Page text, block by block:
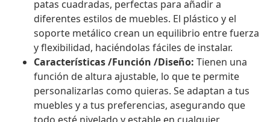
patas cuadradas, perfectas para añadir a
diferentes estilos de muebles. El plástico y el
soporte metálico crean un equilibrio entre fuerza
y flexibilidad, haciéndolas fáciles de instalar.
Características /Función /Diseño: Tienen una
función de altura ajustable, lo que te permite
personalizarlas como quieras. Se adaptan a tus
muebles y a tus preferencias, asegurando que